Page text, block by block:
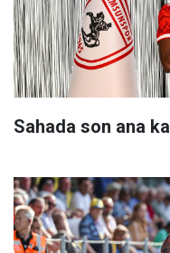
Sahada son ana